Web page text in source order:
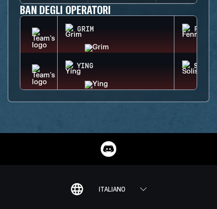
BAN DEGLI OPERATORI
GRIM
YING SOLIS
ITALIANO